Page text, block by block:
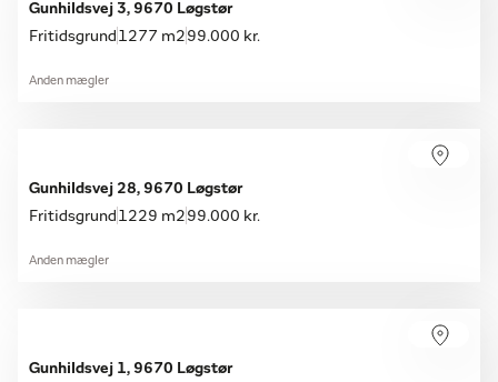
Gunhildsvej 3, 9670 Løgstør
Fritidsgrund 1277 m2 99.000 kr.
Anden mægler
Gunhildsvej 28, 9670 Løgstør
Fritidsgrund 1229 m2 99.000 kr.
Anden mægler
Gunhildsvej 1, 9670 Løgstør